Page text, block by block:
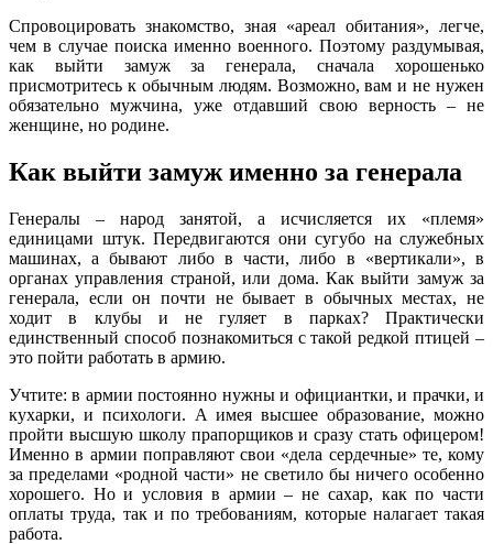
Спровоцировать знакомство, зная «ареал обитания», легче,
чем в случае поиска именно военного. Поэтому раздумывая,
как выйти замуж за генерала, сначала хорошенько
присмотритесь к обычным людям. Возможно, вам и не нужен
обязательно мужчина, уже отдавший свою верность – не
женщине, но родине.
Как выйти замуж именно за генерала
Генералы – народ занятой, а исчисляется их «племя»
единицами штук. Передвигаются они сугубо на служебных
машинах, а бывают либо в части, либо в «вертикали», в
органах управления страной, или дома. Как выйти замуж за
генерала, если он почти не бывает в обычных местах, не
ходит в клубы и не гуляет в парках? Практически
единственный способ познакомиться с такой редкой птицей –
это пойти работать в армию.
Учтите: в армии постоянно нужны и официантки, и прачки, и
кухарки, и психологи. А имея высшее образование, можно
пройти высшую школу прапорщиков и сразу стать офицером!
Именно в армии поправляют свои «дела сердечные» те, кому
за пределами «родной части» не светило бы ничего особенно
хорошего. Но и условия в армии – не сахар, как по части
оплаты труда, так и по требованиям, которые налагает такая
работа.